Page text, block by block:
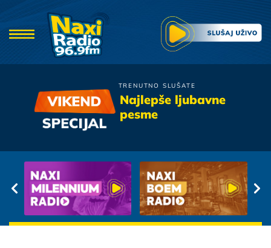
TRENUTNO SLUŠATE
Najlepše ljubavne
pesme
Valentino
Idu ptice selice